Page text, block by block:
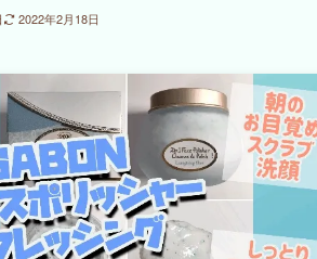
2022年2月18日